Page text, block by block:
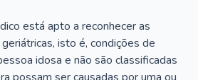
está apto a reconhecer as
isto é, condições de
idosa e não são classificadas